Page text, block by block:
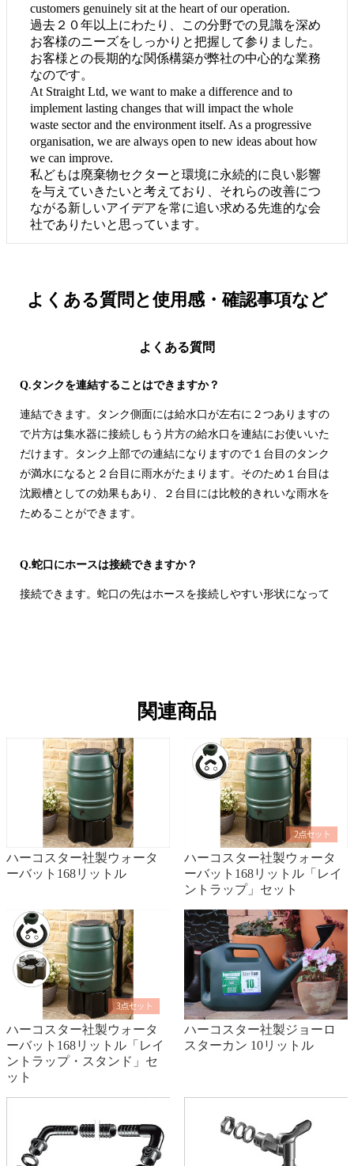
customers genuinely sit at the heart of our operation.
過去２０年以上にわたり、この分野での見識を深め
お客様のニーズをしっかりと把握して参りました。
お客様との長期的な関係構築が弊社の中心的な業務
なのです。
At Straight Ltd, we want to make a difference and to
implement lasting changes that will impact the whole
waste sector and the environment itself. As a progressive
organisation, we are always open to new ideas about how
we can improve.
私どもは廃棄物セクターと環境に永続的に良い影響
を与えていきたいと考えており、それらの改善につ
ながる新しいアイデアを常に追い求める先進的な会
社でありたいと思っています。
よくある質問と使用感・確認事項など
よくある質問
Q.タンクを連結することはできますか？
連結できます。タンク側面には給水口が左右に２つありますの
で片方は集水器に接続しもう片方の給水口を連結にお使いいた
だけます。タンク上部での連結になりますので１台目のタンク
が満水になると２台目に雨水がたまります。そのため１台目は
沈殿槽としての効果もあり、２台目には比較的きれいな雨水を
ためることができます。
Q.蛇口にホースは接続できますか？
接続できます。蛇口の先はホースを接続しやすい形状になって
排出されます。タンクの蓋などから溢れることはありません。
トラップやタンク上部から水が溢れる場合があります。
Q.タンクの耐久性は何年ですか？
設置環境に影響を受けるため、一概に何年とは言えませんが、
当店では３年間の保証をしております。なおタンク本体のみの
保証ですので蛇口などの部品は対象外になりますので予めご了
Q藻は生えますか？
生えません。タンク本体は日光を通しづらい材質を使用してお
り、タンクの内部に藻が生えることはありません。ただし、長
時間直射日光やエアコン室外機などの熱が当たる場所への設置
はお避け下さい。
Q.ボウフラは大丈夫ですか？
タンク本体は完全密閉構造ではないので、虫やゴミが入る場合
がございます。雨水に混ざってタンク内にボウフラやその卵が
流れ込むことがありますが雨水をどんどんお使いいただくこと
関連商品
ハーコスター社製ウォータ
ーバット168リットル
ハーコスター社製ウォータ
ーバット168リットル「レイ
ントラップ」セット
ハーコスター社製ウォータ
ーバット168リットル「レイ
ントラップ・スタンド」セ
ット
ハーコスター社製ジョーロ
スターカン 10リットル